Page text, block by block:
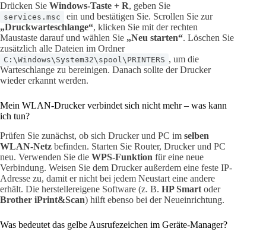
Drücken Sie Windows-Taste + R, geben Sie
services.msc
ein und bestätigen Sie. Scrollen Sie zur
„Druckwarteschlange“, klicken Sie mit der rechten
Maustaste darauf und wählen Sie „Neu starten“. Löschen Sie
zusätzlich alle Dateien im Ordner
C:\Windows\System32\spool\PRINTERS , um die
Warteschlange zu bereinigen. Danach sollte der Drucker
wieder erkannt werden.
Mein WLAN-Drucker verbindet sich nicht mehr – was kann
ich tun?
Prüfen Sie zunächst, ob sich Drucker und PC im selben
WLAN-Netz befinden. Starten Sie Router, Drucker und PC
neu. Verwenden Sie die WPS-Funktion für eine neue
Verbindung. Weisen Sie dem Drucker außerdem eine feste IP-
Adresse zu, damit er nicht bei jedem Neustart eine andere
erhält. Die herstellereigene Software (z. B. HP Smart oder
Brother iPrint&Scan) hilft ebenso bei der Neueinrichtung.
Was bedeutet das gelbe Ausrufezeichen im Geräte-Manager?